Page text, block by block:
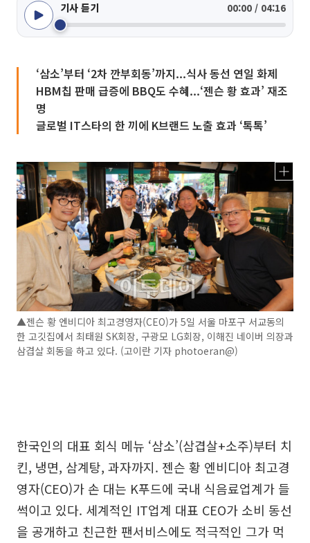
기사 듣기 00:00 / 04:16
‘삼소’부터 ‘2차 깐부회동’까지...식사 동선 연일 화제
HBM칩 판매 급증에 BBQ도 수혜...‘젠슨 황 효과’ 재조
명
글로벌 IT스타의 한 끼에 K브랜드 노출 효과 ‘톡톡’
▲젠슨 황 엔비디아 최고경영자(CEO)가 5일 서울 마포구 서교동의
한 고깃집에서 최태원 SK회장, 구광모 LG회장, 이해진 네이버 의장과
삼겹살 회동을 하고 있다. (고이란 기자 photoeran@)
한국인의 대표 회식 메뉴 ‘삼소’(삼겹살+소주)부터 치
킨, 냉면, 삼계탕, 과자까지. 젠슨 황 엔비디아 최고경
영자(CEO)가 손 대는 K푸드에 국내 식음료업계가 들
썩이고 있다. 세계적인 IT업계 대표 CEO가 소비 동선
을 공개하고 친근한 팬서비스에도 적극적인 그가 먹